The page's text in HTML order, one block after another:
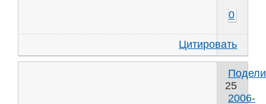
0
Цитировать
25
2006-